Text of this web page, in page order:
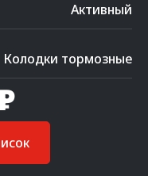
Активный
Колодки тормозные